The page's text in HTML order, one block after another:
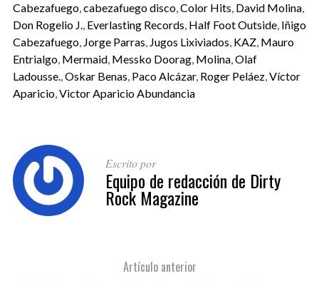
Cabezafuego,cabezafuego disco,Color Hits, David Molina,
Don Rogelio J., Everlasting Records, Half Foot Outside, Iñigo
Cabezafuego, Jorge Parras, Jugos Lixiviados, KAZ, Mauro
Entrialgo, Mermaid, Messko Doorag, Molina,Olaf
Ladousse.,Oskar Benas, Paco Alcázar, Roger Peláez,Víctor
Aparicio,Victor Aparicio Abundancia
Escrito por
Equipo de redacción de Dirty
Rock Magazine
Artículo anterior